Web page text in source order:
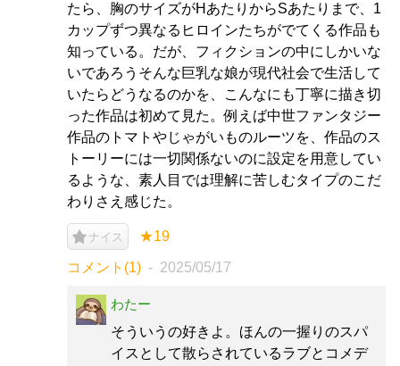
たら、胸のサイズがHあたりからSあたりまで、1
カップずつ異なるヒロインたちがでてくる作品も
知っている。だが、フィクションの中にしかいな
いであろうそんな巨乳な娘が現代社会で生活して
いたらどうなるのかを、こんなにも丁寧に描き切
った作品は初めて見た。例えば中世ファンタジー
作品のトマトやじゃがいものルーツを、作品のス
トーリーには一切関係ないのに設定を用意してい
るような、素人目では理解に苦しむタイプのこだ
わりさえ感じた。
ナイス ★19
コメント(1) 2025/05/17
わたー
そういうの好きよ。ほんの一握りのスパ
イスとして散らされているラブとコメデ